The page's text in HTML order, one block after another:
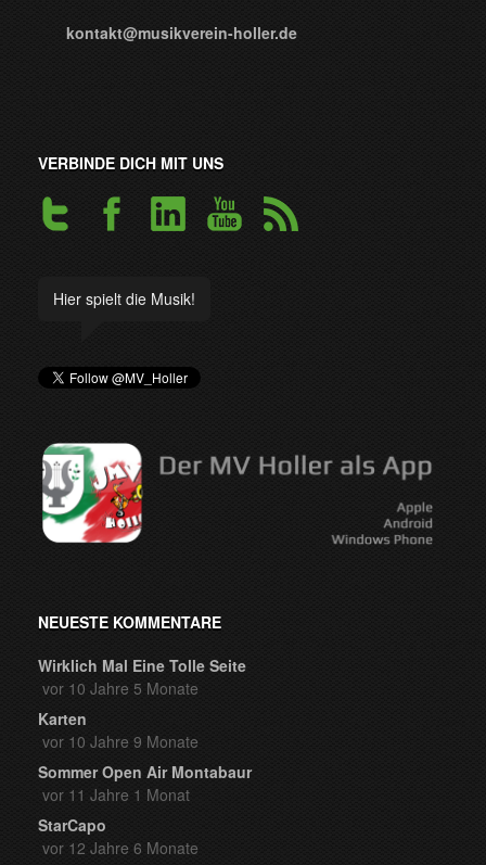
kontakt@musikverein-holler.de
VERBINDE DICH MIT UNS
Hier spielt die Musik!
NEUESTE KOMMENTARE
Wirklich Mal Eine Tolle Seite
vor 10 Jahre 5 Monate
Karten
vor 10 Jahre 9 Monate
Sommer Open Air Montabaur
vor 11 Jahre 1 Monat
StarCapo
vor 12 Jahre 6 Monate